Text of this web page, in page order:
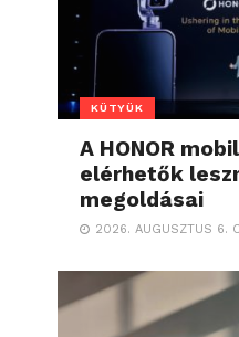
KÜTYÜK
A HONOR
elérhetők
megoldásai
2026. AUGUSZTUS 6.